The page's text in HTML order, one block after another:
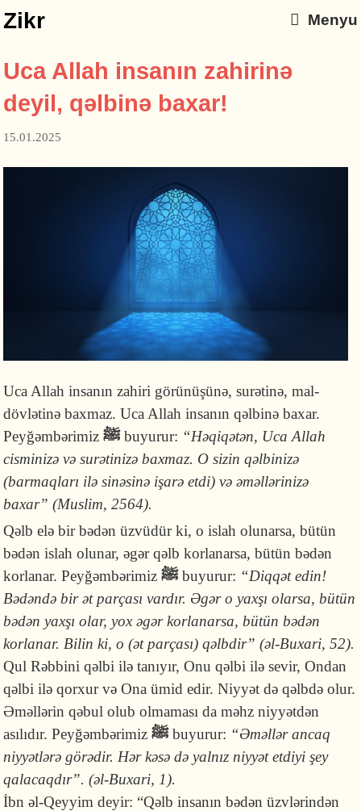
Zikr Menyu
Uca Allah insanın zahirinə
deyil, qəlbinə baxar!
15.01.2025
Uca Allah insanın zahiri görünüşünə, surətinə, mal-
dövlətinə baxmaz. Uca Allah insanın qəlbinə baxar.
Peyğəmbərimizﷺbuyurur: “Həqiqətən, Uca Allah
cisminizə və surətinizə baxmaz. O sizin qəlbinizə
(barmaqları ilə sinəsinə işarə etdi) və əməllərinizə
baxar” (Muslim, 2564).
Qəlb elə bir bədən üzvüdür ki, o islah olunarsa, bütün
bədən islah olunar, əgər qəlb korlanarsa, bütün bədən
korlanar. Peyğəmbərimizﷺbuyurur: “Diqqət edin!
Bədəndə bir ət par­çası vardır. Əgər o yaxşı olarsa, bütün
bədən yaxşı olar, yox əgər korla­nar­sa, bütün bədən
korlanar. Bilin ki, o (ət parçası) qəlbdir” (əl-Buxari, 52).
Qul Rəbbini qəlbi ilə tanıyır, Onu qəlbi ilə sevir, Ondan
qəlbi ilə qorxur və Ona ümid edir. Niyyət də qəlbdə olur.
Əməllərin qəbul olub olmaması da məhz niyyətdən
asılıdır. Peyğəmbərimizﷺbuyurur: “Əməllər ancaq
niyyətlərə görədir. Hər kəsə də yal­nız niyyət etdiyi şey
qala­caq­dır”. (əl-Buxari, 1).
İbn əl-Qeyyim deyir: “Qəlb insanın bədən üzvlərindən